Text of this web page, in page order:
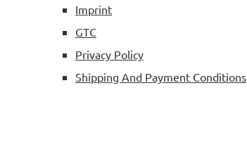
Imprint
GTC
Privacy Policy
Shipping And Payment Conditions